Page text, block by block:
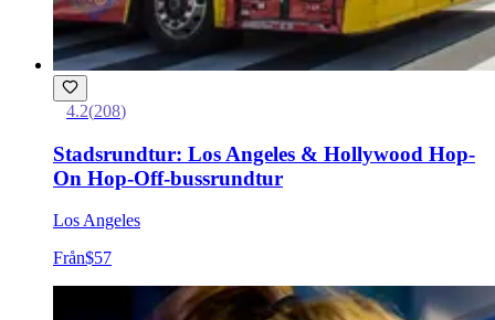
4.2(208)
Stadsrundtur: Los Angeles & Hollywood Hop-
On Hop-Off-bussrundtur
Los Angeles
Från$57